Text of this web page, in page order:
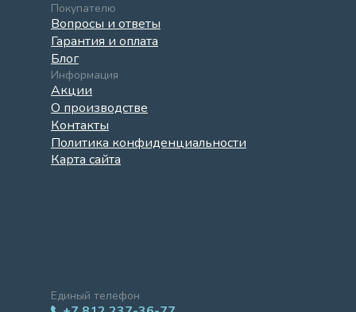
Покупателю
Вопросы и ответы
Гарантия и оплата
Блог
Информация
Акции
О производстве
Контакты
Политика конфиденциальности
Карта сайта
Единый телефон